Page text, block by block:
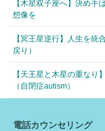
【木星双子座へ】決め手
想像を
【冥王星逆行】人生を統
戻り）
【天王星と木星の重なり
（自閉症autism）
電話カウンセリング